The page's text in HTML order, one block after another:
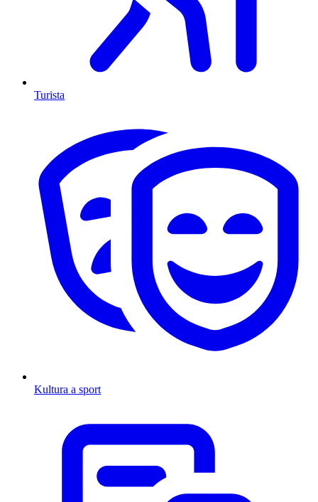
Turista
Kultura a sport